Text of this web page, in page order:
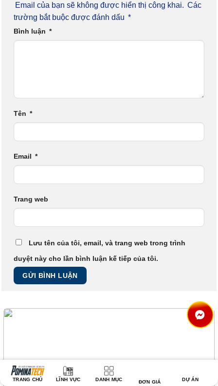
Email của bạn sẽ không được hiển thị công khai. Các
trường bắt buộc được đánh dấu *
Bình luận *
Tên *
Email *
Trang web
Lưu tên của tôi, email, và trang web trong trình
duyệt này cho lần bình luận kế tiếp của tôi.
TRANG CHỦ LĨNH VỰC DANH MỤC ĐƠN GIÁ DỰ ÁN